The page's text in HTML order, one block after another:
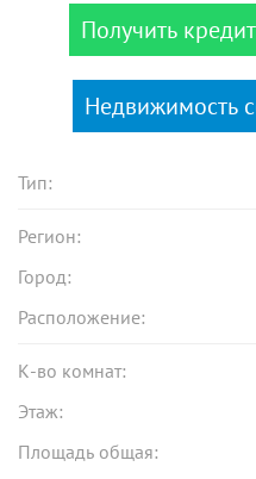
Получить
Недвижимость
Тип:
Регион:
Город:
Расположение:
К-во комнат:
Этаж:
Площадь общая: